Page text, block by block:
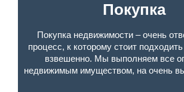
Покупка
Покупка недвижимости – очень
процесс, к которому стоит
взвешенно. Мы выполняем все
недвижимым имуществом, на очень